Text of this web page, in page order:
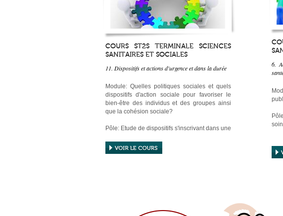
COURS ST2S TERMINALE SCIENCES
SANITAIRES ET SOCIALES
11. Dispositifs et actions d'urgence et dans la durée
Module: Quelles politiques sociales et quels
dispositifs d'action sociale pour favoriser le
bien-être des individus et des groupes ainsi
que la cohésion sociale?
Pôle: Etude de dispositifs s'inscrivant dans une
Chapitres:
6.
4.